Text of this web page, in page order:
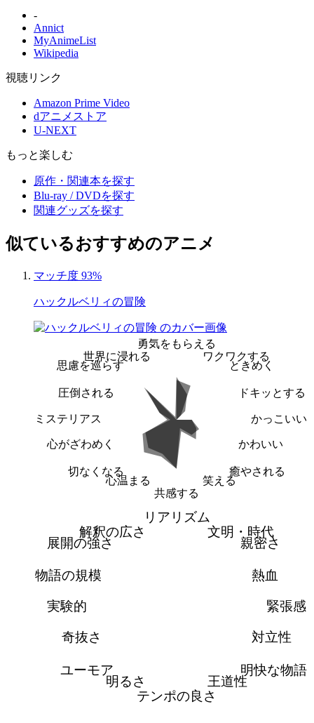
-
Annict
MyAnimeList
Wikipedia
視聴リンク
Amazon Prime Video
dアニメストア
U-NEXT
もっと楽しむ
原作・関連本を探す
Blu-ray / DVDを探す
関連グッズを探す
似ているおすすめのアニメ
マッチ度 93%
ハックルベリィの冒険
勇気をもらえる
ワクワクする
ときめく
ドキッとする
かっこいい
かわいい
癒やされる
笑える
共感する
心温まる
切なくなる
心がざわめく
ミステリアス
圧倒される
思慮を巡らす
世界に浸れる
リアリズム
文明・時代
親密さ
熱血
緊張感
対立性
明快な物語
王道性
テンポの良さ
明るさ
ユーモア
奇抜さ
実験的
物語の規模
展開の強さ
解釈の広さ